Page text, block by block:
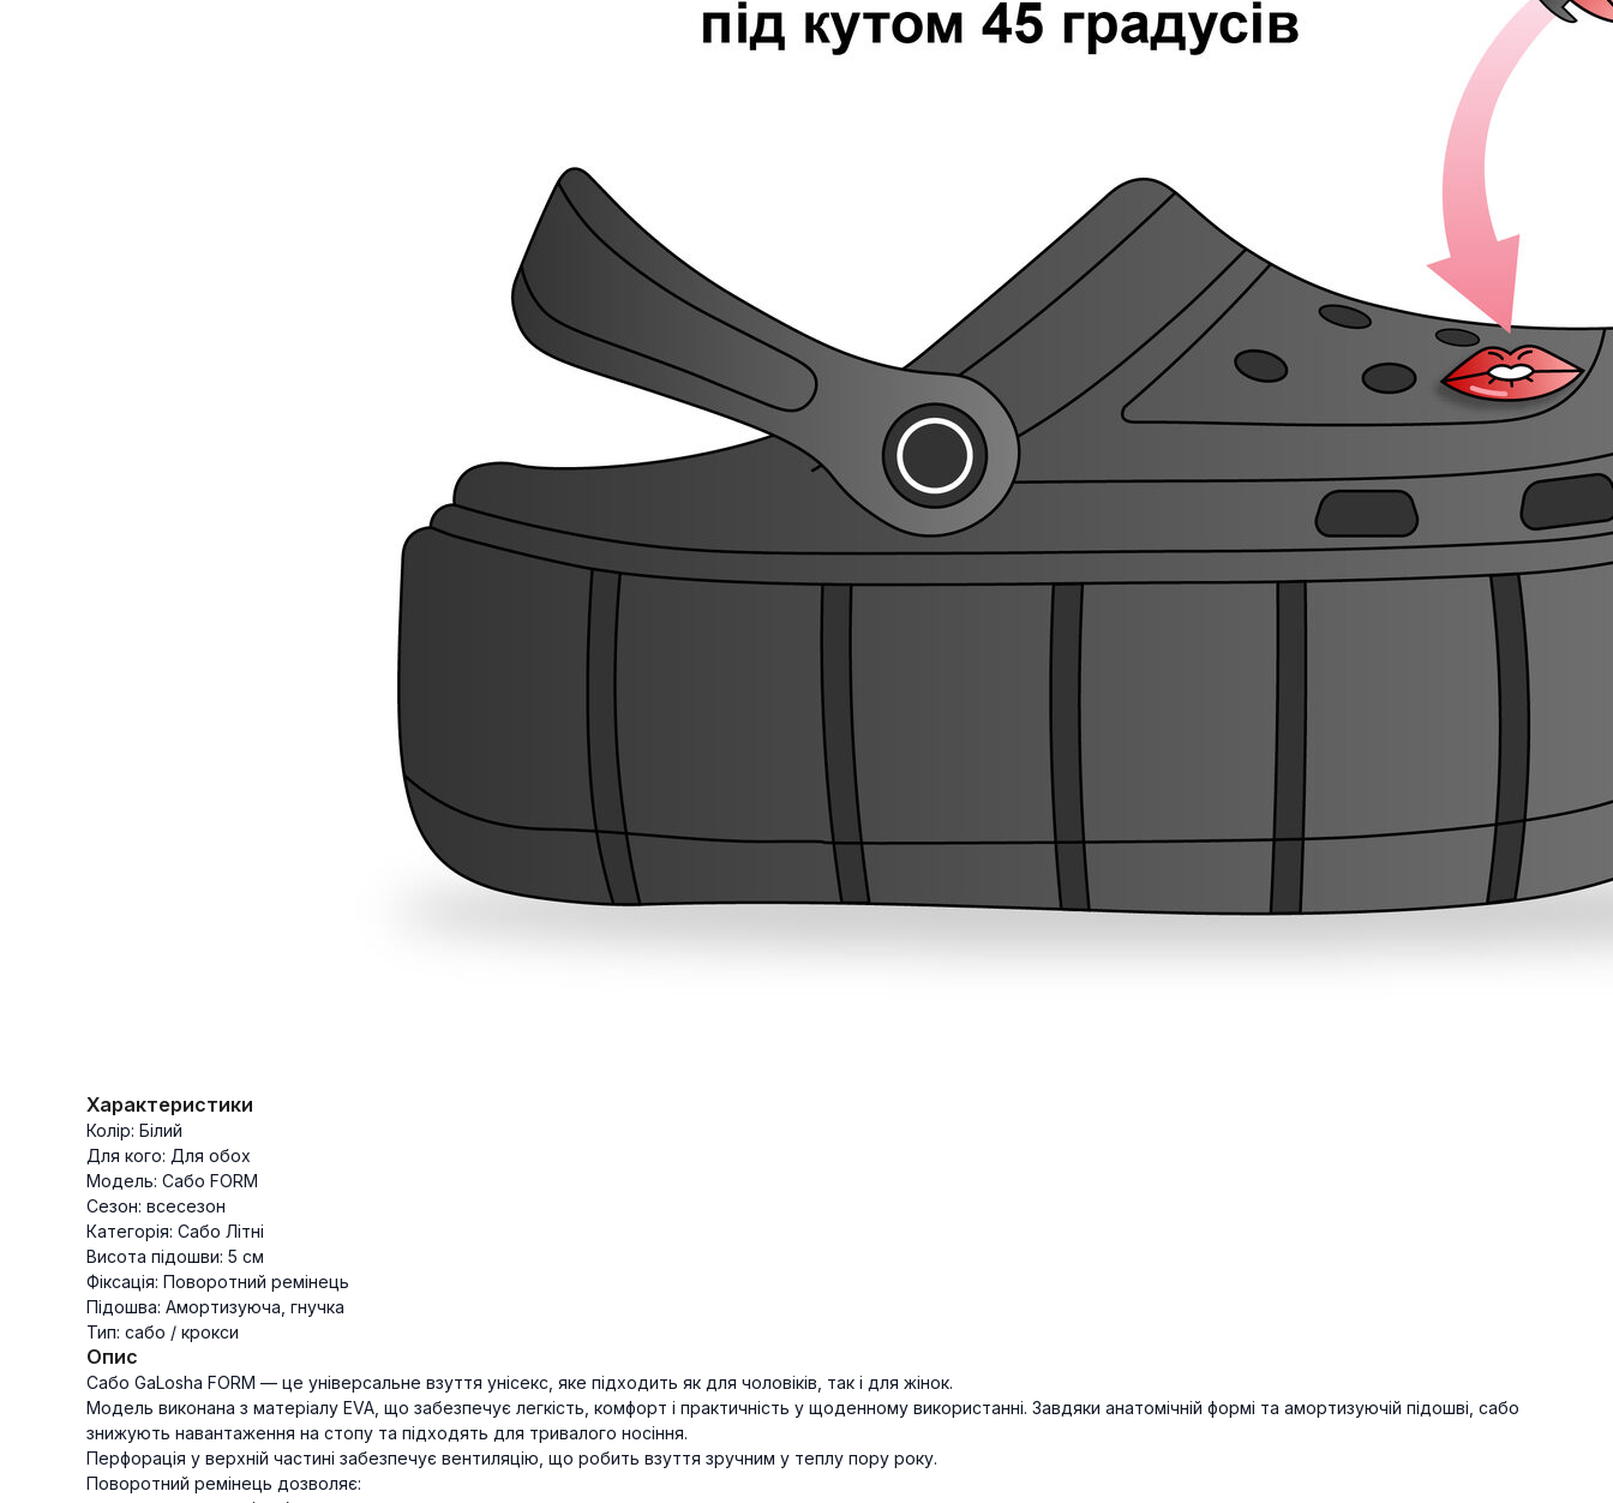
Характеристики
Колір: Білий
Для кого: Для обох
Модель: Сабо FORM
Сезон: всесезон
Категорія: Сабо Літні
Висота підошви: 5 см
Фіксація: Поворотний ремінець
Підошва: Амортизуюча, гнучка
Тип: сабо / крокси
Опис
Сабо GaLosha FORM — це універсальне взуття унісекс, яке підходить як для чоловіків, так і для жінок.
Модель виконана з матеріалу EVA, що забезпечує легкість, комфорт і практичність у щоденному використанні. Завдяки анатомічній формі та амортизуючій підошві, сабо
знижують навантаження на стопу та підходять для тривалого носіння.
Перфорація у верхній частині забезпечує вентиляцію, що робить взуття зручним у теплу пору року.
Поворотний ремінець дозволяє: